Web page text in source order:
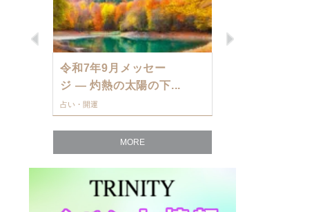
Previous
令和7年9月メッセー
ジ — 灼熱の太陽の下...
占い・開運
MORE